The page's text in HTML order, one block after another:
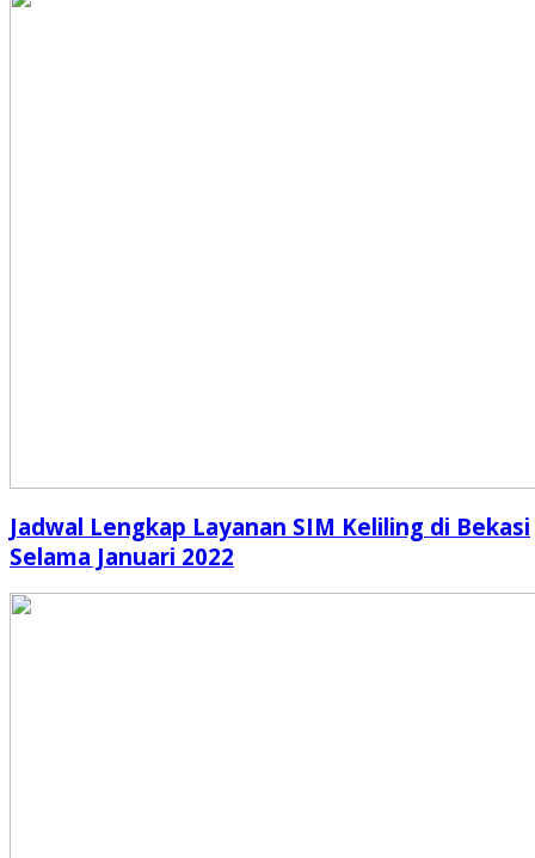
Jadwal Lengkap Layanan SIM Keliling di Bekasi
Selama Januari 2022